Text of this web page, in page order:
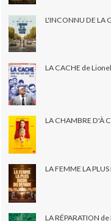
L'INCONNU DE LA
LA CACHE de
LA CHAMBRE D'À
LA FEMME LA
LA RÉPARATION